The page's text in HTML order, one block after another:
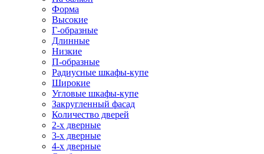
Форма
Высокие
Г-образные
Длинные
Низкие
П-образные
Радиусные шкафы-купе
Широкие
Угловые шкафы-купе
Закругленный фасад
Количество дверей
2-х дверные
3-х дверные
4-х дверные